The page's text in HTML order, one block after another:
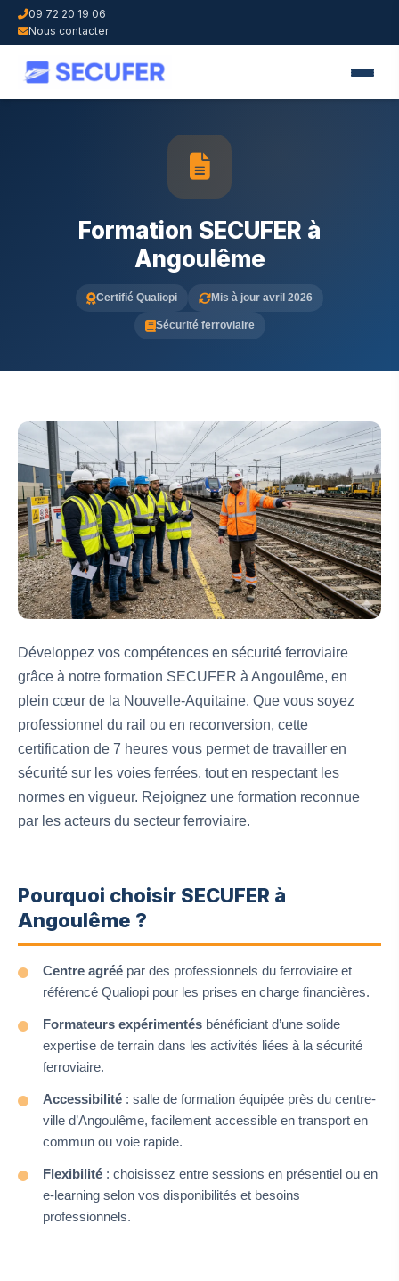
09 72 20 19 06
Nous contacter
Formation SECUFER à
Angoulême
Certifié Qualiopi Mis à jour avril 2026
Sécurité ferroviaire
Développez vos compétences en sécurité ferroviaire
grâce à notre formation SECUFER à Angoulême, en
plein cœur de la Nouvelle-Aquitaine. Que vous soyez
professionnel du rail ou en reconversion, cette
certification de 7 heures vous permet de travailler en
sécurité sur les voies ferrées, tout en respectant les
normes en vigueur. Rejoignez une formation reconnue
par les acteurs du secteur ferroviaire.
Pourquoi choisir SECUFER à
Angoulême ?
Centre agréé par des professionnels du ferroviaire et
référencé Qualiopi pour les prises en charge financières.
Formateurs expérimentés bénéficiant d’une solide
expertise de terrain dans les activités liées à la sécurité
ferroviaire.
Accessibilité : salle de formation équipée près du centre-
ville d’Angoulême, facilement accessible en transport en
commun ou voie rapide.
Flexibilité : choisissez entre sessions en présentiel ou en
e-learning selon vos disponibilités et besoins
professionnels.